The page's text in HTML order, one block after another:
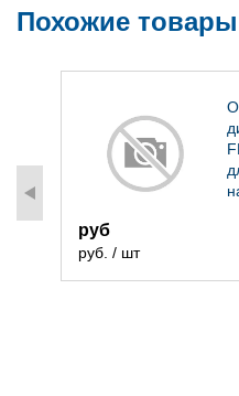
Похожие товары
руб
руб. / шт